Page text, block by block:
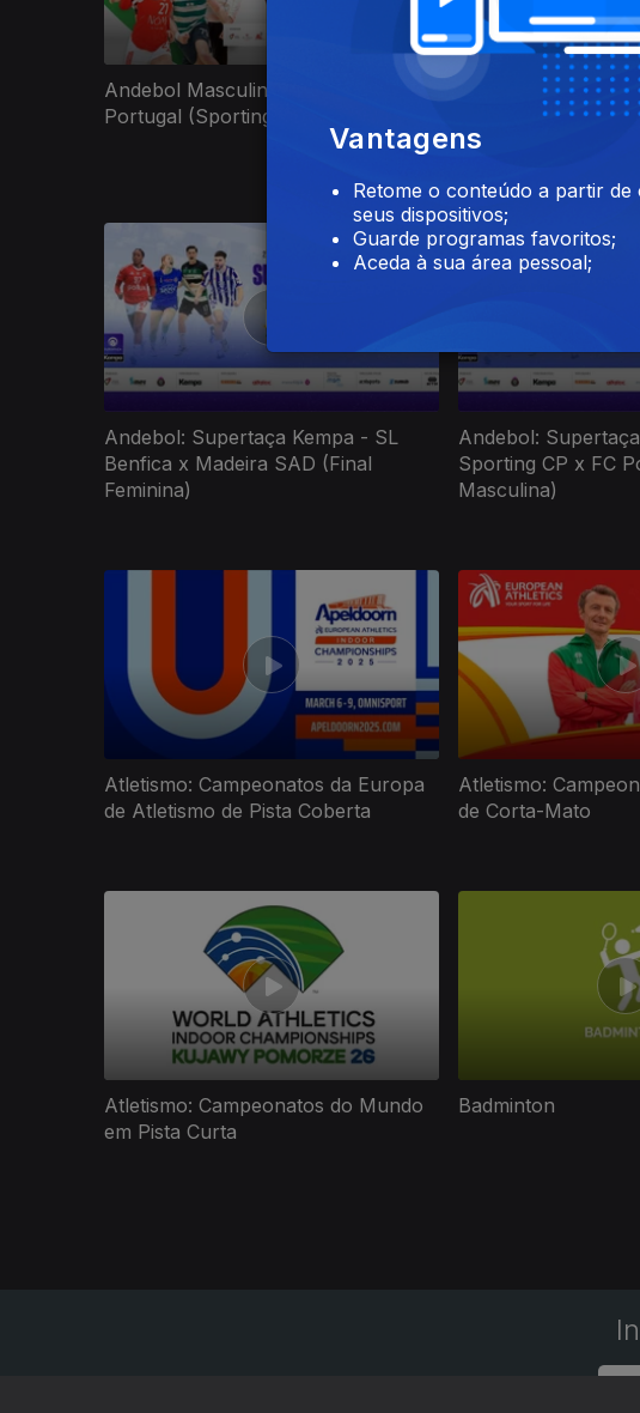
Andebol Masculino: Final da Taça de
Portugal (Sporting CP x SL Benfica)
Andebol Masculino:
Portugal Placard -
(Final)
Andebol: Supertaça Kempa - SL
Benfica x Madeira SAD (Final
Feminina)
Andebol:
Sporting CP x FC
Masculina)
Atletismo: Campeonatos da Europa
de Atletismo de Pista Coberta
Atletismo:
de Corta-Mato
Atletismo: Campeonatos do Mundo
em Pista Curta
Badminton
Vantagens
Retome o conteúdo a partir
seus dispositivos;
Guarde programas favoritos;
Aceda à sua área pessoal;